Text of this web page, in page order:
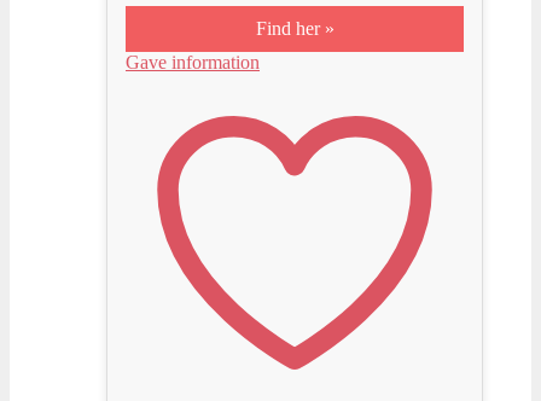
Find her »
Gave information